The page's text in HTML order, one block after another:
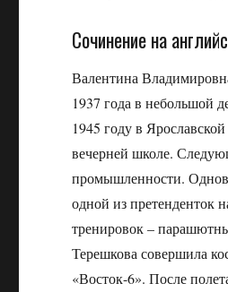
Сочинение на
Валентина
1937 года в небольшой
1945 году в
вечерней школе.
промышленности.
одной из претенденток
тренировок –
Терешкова совершила
«Восток-6». После